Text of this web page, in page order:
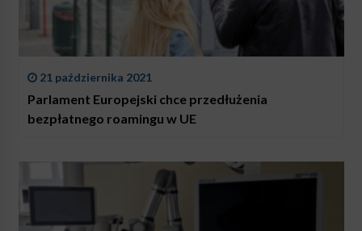
21 października 2021
Parlament Europejski chce przedłużenia
bezpłatnego roamingu w UE